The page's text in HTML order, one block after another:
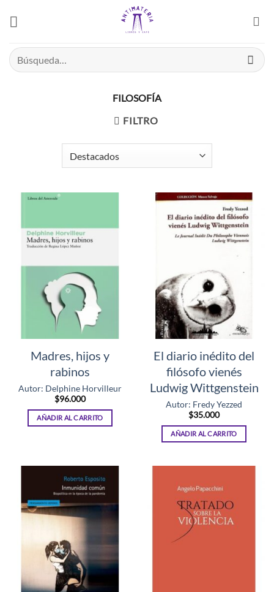
Buscar
por:
FILOSOFÍA
FILTRO
Madres, hijos y
rabinos
Autor: Delphine Horvilleur
$96.000
AÑADIR AL CARRITO
El diario inédito del
filósofo vienés
Ludwig Wittgenstein
Autor: Fredy Yezzed
$35.000
AÑADIR AL CARRITO